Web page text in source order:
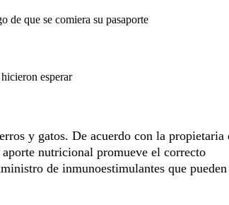
de que se comiera su pasaporte
esperar
y gatos. De acuerdo con la propietaria
aporte nutricional promueve el correcto
de inmunoestimulantes que pueden